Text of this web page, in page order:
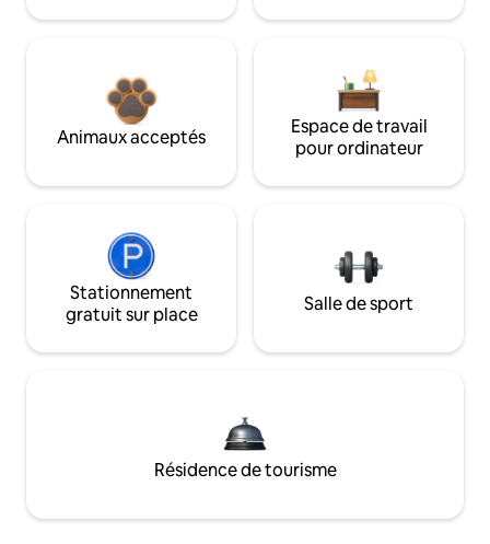
Animaux acceptés
Espace de travail
pour ordinateur
Stationnement
gratuit sur place
Salle de sport
Résidence de tourisme